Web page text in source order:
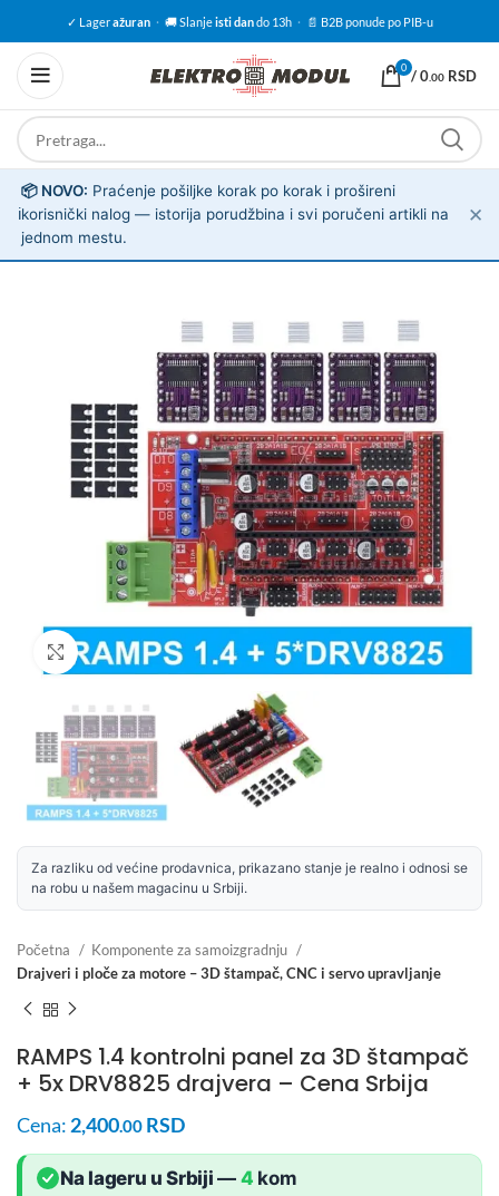
✓ Lageražuran · 🚚 Slanjeisti dando 13h · 📄 B2B ponude po PIB-u
0 /0.00 RSD
ℹ️
📦 NOVO: Praćenje pošiljke korak po korak i prošireni
korisnički nalog — istorija porudžbina i svi poručeni artikli na
jednom mestu.
✕
Uvećaj sliku
Za razliku od većine prodavnica, prikazano stanje je realno i odnosi se
na robu u našem magacinu u Srbiji.
Početna
Komponente za samoizgradnju
Drajveri i ploče za motore – 3D štampač, CNC i servo upravljanje
RAMPS 1.4 kontrolni panel za 3D štampač
+ 5x DRV8825 drajvera – Cena Srbija
Cena: 2,400.00 RSD
Na lageru u Srbiji — 4 kom